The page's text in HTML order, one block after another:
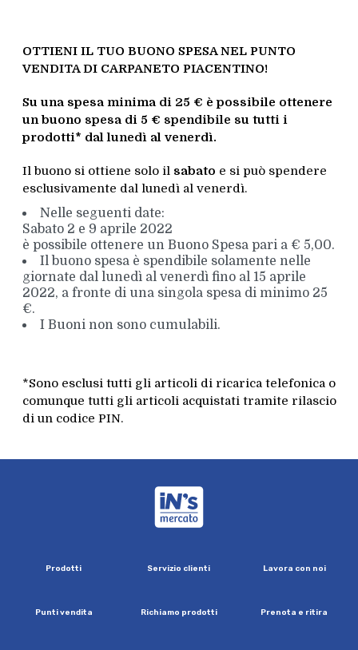
OTTIENI IL TUO BUONO SPESA NEL PUNTO
VENDITA DI CARPANETO PIACENTINO!
Su una spesa minima di 25 € è possibile ottenere
un buono spesa di 5 € spendibile su tutti i
prodotti* dal lunedì al venerdì.
Il buono si ottiene solo il sabato e si può spendere
esclusivamente dal lunedì al venerdì.
Nelle seguenti date:
Sabato 2 e 9 aprile 2022
è possibile ottenere un Buono Spesa pari a € 5,00.
Il buono spesa è spendibile solamente nelle
giornate dal lunedì al venerdì fino al 15 aprile
2022, a fronte di una singola spesa di minimo 25
€.
I Buoni non sono cumulabili.
*Sono esclusi tutti gli articoli di ricarica telefonica o
comunque tutti gli articoli acquistati tramite rilascio
di un codice PIN.
Prodotti Servizio clienti Lavora con noi
Puntivendita Richiamo prodotti Prenota e ritira